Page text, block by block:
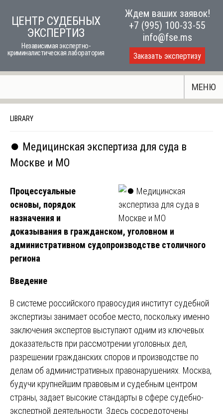
ЦЕНТР СУДЕБНЫХ
ЭКСПЕРТИЗ
Независимая экспертно-
криминалистическая лаборатория
Ждем ваших заявок!
+7 (995) 100-33-55
info@fse.ms
Заказать экспертизу
МЕНЮ
LIBRARY
⏺️ Медицинская экспертиза для суда в
Москве и МО
Процессуальные
основы, порядок
назначения и
доказывания в гражданском, уголовном и
административном судопроизводстве столичного
региона
Введение
В системе российского правосудия институт судебной
экспертизы занимает особое место, поскольку именно
заключения экспертов выступают одним из ключевых
доказательств при рассмотрении уголовных дел,
разрешении гражданских споров и производстве по
делам об административных правонарушениях. Москва,
будучи крупнейшим правовым и судебным центром
страны, задает высокие стандарты в сфере судебно-
экспертной деятельности. Здесь сосредоточены